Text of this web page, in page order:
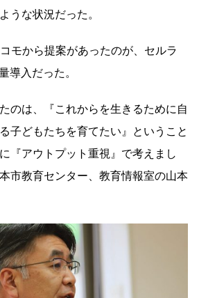
うな状況だった。
モから提案があったのが、セルラ
導入だった。
のは、『これからを生きるために自
子どもたちを育てたい』ということ
『アウトプット重視』で考えまし
市教育センター、教育情報室の山本